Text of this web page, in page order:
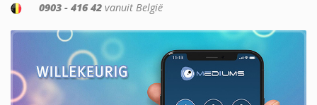
0903 - 416 42 vanuit België